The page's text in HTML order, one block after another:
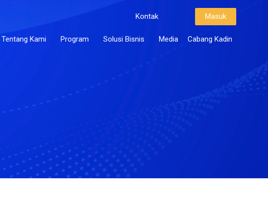
Kontak Masuk
Tentang Kami Program Solusi Bisnis Media Cabang Kadin